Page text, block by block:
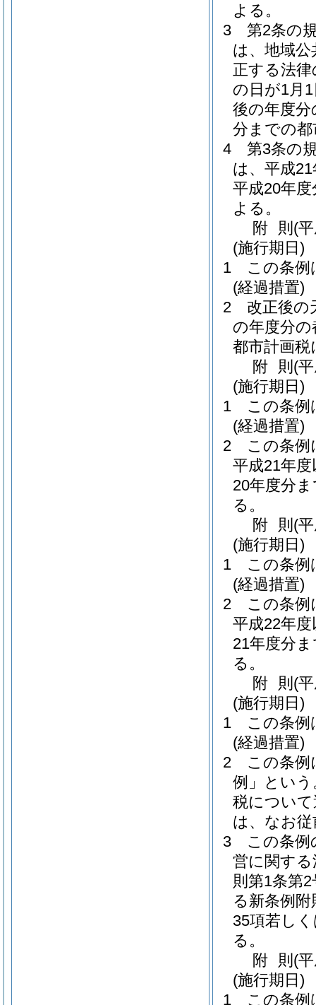
よる。
3
第2条の
は、地域
正する法
の日が1月
後の年度
分までの
4
第3条の
は、平成
平成20年
よる。
附 則 (
(施行期日)
1
この条例
(経過措置)
2
改正後の
の年度分
都市計画
附 則 (
(施行期日)
1
この条例
(経過措置)
2
この条例
平成21年
20年度分
る。
附 則 (
(施行期日)
1
この条例
(経過措置)
2
この条例
平成22年
21年度分
る。
附 則 (
(施行期日)
1
この条例
(経過措置)
2
この条例
例」という
税につい
は、なお
3
この条例
営に関す
則第1条第
る新条例
35項若し
る。
附 則 (
(施行期日)
1
この条例